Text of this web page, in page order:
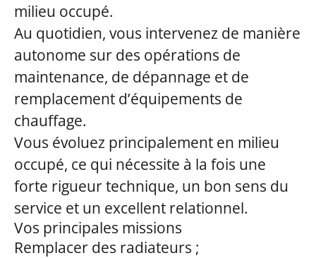
milieu occupé.
Au quotidien, vous intervenez de manière
autonome sur des opérations de
maintenance, de dépannage et de
remplacement d’équipements de
chauffage.
Vous évoluez principalement en milieu
occupé, ce qui nécessite à la fois une
forte rigueur technique, un bon sens du
service et un excellent relationnel.
Vos principales missions
Remplacer des radiateurs ;